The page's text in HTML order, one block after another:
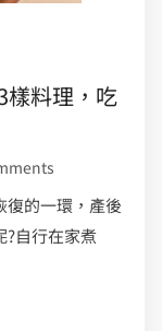
樣料理，吃
復的一環，產後
?自行在家煮